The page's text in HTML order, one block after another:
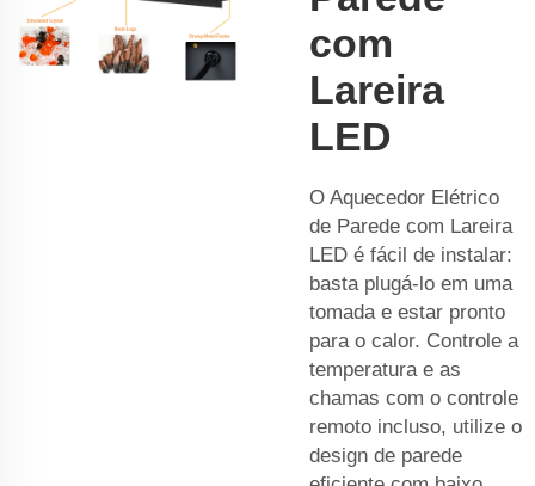
com
Lareira
LED
O Aquecedor Elétrico
de Parede com Lareira
LED é fácil de instalar:
basta plugá-lo em uma
tomada e estar pronto
para o calor. Controle a
temperatura e as
chamas com o controle
remoto incluso, utilize o
design de parede